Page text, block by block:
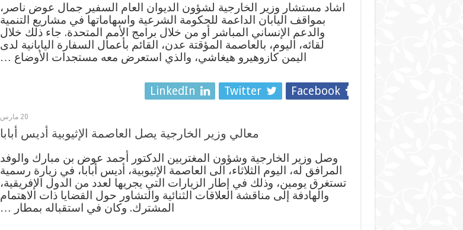
اشاد مستشار وزير الخارجية لشؤون الديوان العام السفير جمال عوض ناصر،
بمواقف اليابان الداعمة للحكومة الشرعية واسهاماتها في مشاريع التنمية
والدعم الإنساني المباشر أو من خلال برامج الأمم المتحدة. جاء ذلك خلال
لقائه، اليوم، بالعاصمة المؤقتة عدن، القائم بأعمال السفارة اليابانية لدى
اليمن كازوهيرو هيغاشي، والذي استعرض معه مستجدات الأوضاع …
Facebook
Twitter
LinkedIn
20 مارس
معالي وزير الخارجية يصل العاصمة الإثيوبية أديس أبابا
وصل وزير الخارجية وشؤون المغتربين الدكتور أحمد عوض بن مبارك والوفد
المرافق له، اليوم الثلاثاء، الى العاصمة الإثيوبية، أديس أبابا، في زيارة رسمية
تستغرق يومين، وذلك في إطار الزيارات التي يجريها لعدد من الدول الإفريقية،
والهادفة إلى مناقشة العلاقات الثنائية والتشاور حول القضايا ذات الاهتمام
المشترك. وكان في استقباله بمطار …